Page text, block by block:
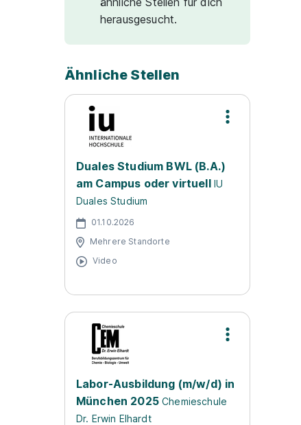
herausgesucht.
Ähnliche Stellen
Duales Studium BWL (B.A.)
am Campus oder virtuell IU
Duales Studium
01.10.2026
Mehrere Standorte
Video
Labor-Ausbildung (m/w/d) in
München 2025 Chemieschule
Dr. Erwin Elhardt